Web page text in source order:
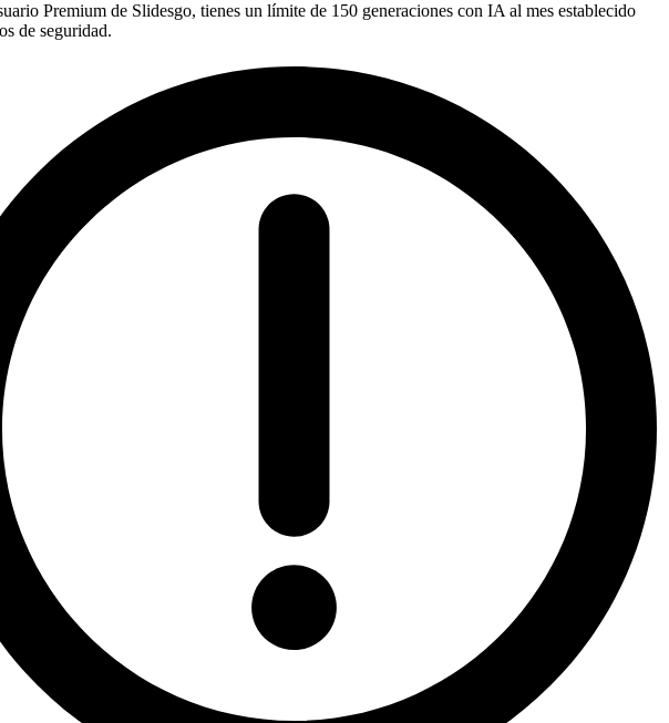
Premium de Slidesgo, tienes un límite de 150 generaciones con IA al mes establecido
de seguridad.